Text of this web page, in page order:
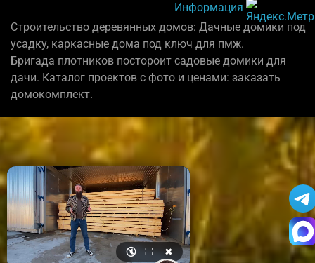
Информация
Строительство деревянных домов: Дачные домики под
усадку, каркасные дома под ключ для пмж.
Бригада плотников постороит садовые домики для
дачи. Каталог проектов с фото и ценами: заказать
домокомплект.
🔇 ⛶ ✖